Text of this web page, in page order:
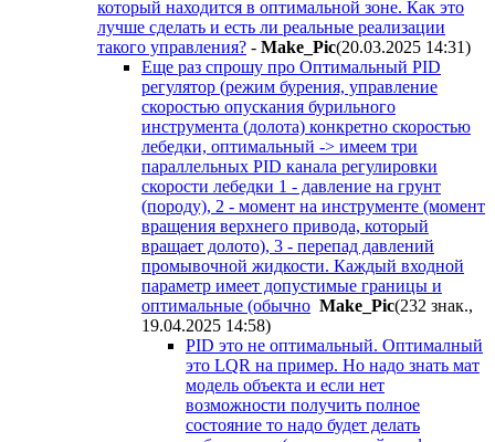
который находится в оптимальной зоне. Как это
лучше сделать и есть ли реальные реализации
такого управления? - Make_Pic(20.03.2025 14:31)
Еще раз спрошу про Оптимальный PID
регулятор (режим бурения, управление
скоростью опускания бурильного
инструмента (долота) конкретно скоростью
лебедки, оптимальный -> имеем три
параллельных PID канала регулировки
скорости лебедки 1 - давление на грунт
(породу), 2 - момент на инструменте (момент
вращения верхнего привода, который
вращает долото), 3 - перепад давлений
промывочной жидкости. Каждый входной
параметр имеет допустимые границы и
оптимальные (обычно Make_Pic(232 знак.,
19.04.2025 14:58)
PID это не оптимальный. Оптималный
это LQR на пример. Но надо знать мат
модель объекта и если нет
возможности получить полное
состояние то надо будет делать